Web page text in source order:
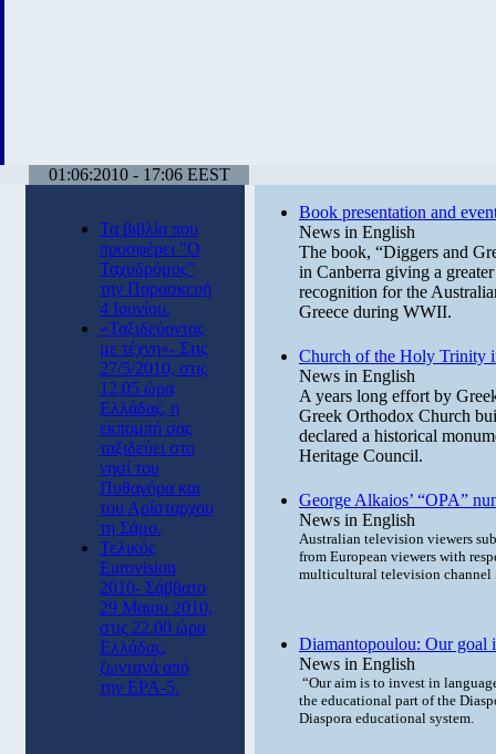
01:06:2010 - 17:06 EEST
Τα βιβλία που
προσφέρει "Ο
Ταχυδρόμος"
την Παρασκευή
4 Ιουνίου.
«Ταξιδεύοντας
με τέχνη»- Στις
27/5/2010, στις
12.05 ώρα
Ελλάδας, η
εκπομπή σας
ταξιδεύει στο
νησί του
Πυθαγόρα και
του Αρίσταρχου
τη Σάμο.
Τελικός
Eurovision
2010- Σάββατο
29 Μαιου 2010,
στις 22.00 ώρα
Ελλάδας,
ζωντανά από
την ΕΡΑ-5.
Book presentation and
News in English
The book, “Diggers and
in Canberra giving a
recognition for the
Greece during WWII.
Church of the Holy Trinity
News in English
A years long effort by
Greek Orthodox Church
declared a historical
Heritage Council.
George Alkaios’ “OPA”
News in English
Australian television viewers
from European viewers with
multicultural television channel
Diamantopoulou: Our goal
News in English
“Our aim is to invest in
the educational part of the
Diaspora educational system.